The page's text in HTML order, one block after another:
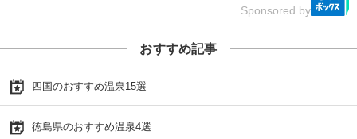
Sponsored by
おすすめ記事
四国のおすすめ温泉15選
徳島県のおすすめ温泉4選